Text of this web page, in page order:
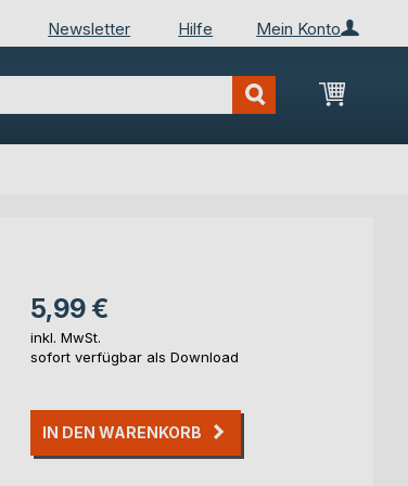
Mein Konto
Newsletter Hilfe
Mein
5,99 €
inkl. MwSt.
sofort verfügbar als Download
IN DEN WARENKORB